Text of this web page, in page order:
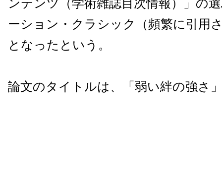
ンテンツ（学術雑誌目次情報）」の
ーション・クラシック（頻繁に引用
となったという。
論文のタイトルは、「弱い絆の強さ